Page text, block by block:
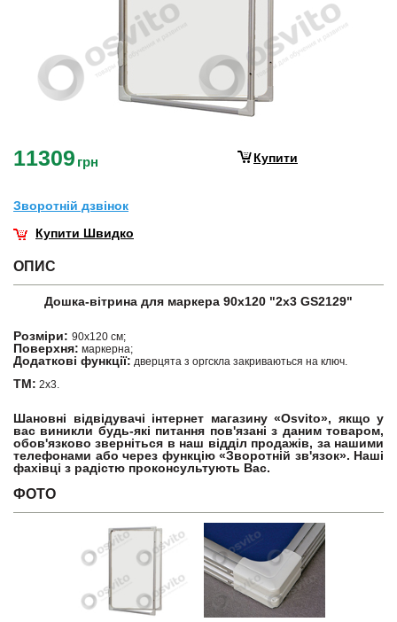
11309 грн Купити
Зворотнiй дзвiнок
Купити Швидко
ОПИС
Дошка-вітрина для маркера 90х120 "2х3 GS2129"
Розміри: 90х120 см;
Поверхня: маркерна;
Додаткові функції: дверцята з оргскла закриваються на ключ.
ТМ: 2х3.
Шановні відвідувачі інтернет магазину «Osvito», якщо у
вас виникли будь-які питання пов'язані з даним товаром,
обов'язково зверніться в наш відділ продажів, за нашими
телефонами або через функцію «Зворотній зв'язок». Наші
фахівці з радістю проконсультують Вас.
ФОТО